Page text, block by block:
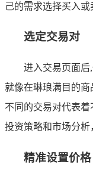
己的需求选择买入或
选定交易对
进入交易页面后
就像在琳琅满目的
不同的交易对代表
投资策略和市场分析
精准设置价格